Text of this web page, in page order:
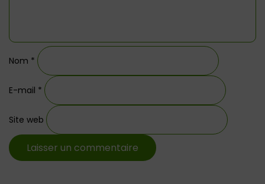
Nom *
E-mail *
Site web